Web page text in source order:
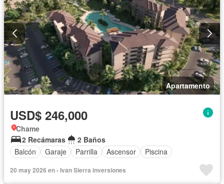
Apartamento
USD$ 246,000
Chame
2 Recámaras
2 Baños
Balcón
Garaje Parrilla Ascensor Piscina
20 may 2026 en - Ivan Sierra inversiones